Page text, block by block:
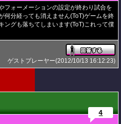
フォーメーションの設定が終わり試合を
何分経っても消えません(ToT)ゲームを終
ングも落ちてしまいます(ToT)これって僕
ゲストプレーヤー(2012/10/13 16:12:23)
4